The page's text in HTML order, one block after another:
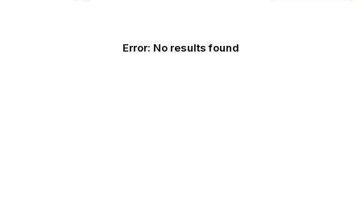
Error: No results found